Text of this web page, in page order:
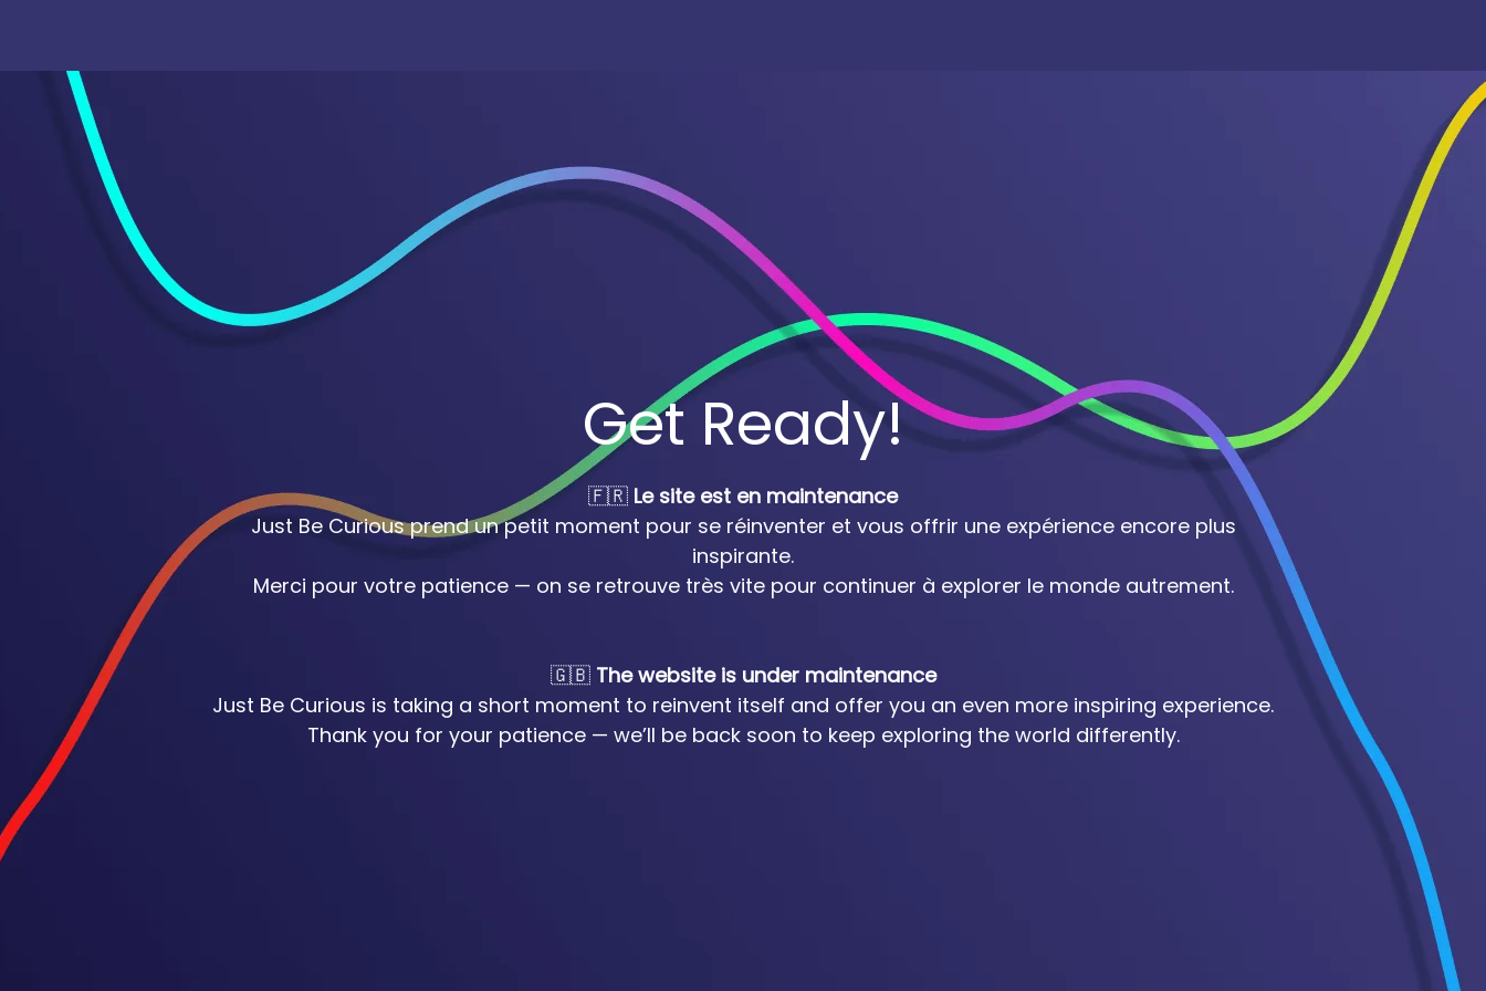
Get Ready!
🇫🇷 Le site est en maintenance
Just Be Curious prend un petit moment pour se réinventer et vous offrir une expérience encore plus
inspirante.
Merci pour votre patience — on se retrouve très vite pour continuer à explorer le monde autrement.
🇬🇧The website is under maintenance
Just Be Curious is taking a short moment to reinvent itself and offer you an even more inspiring experience.
Thank you for your patience — we’ll be back soon to keep exploring the world differently.